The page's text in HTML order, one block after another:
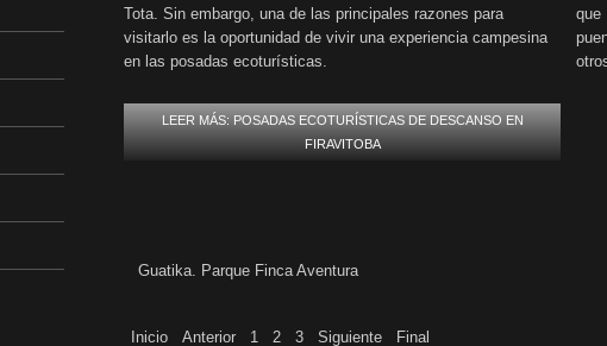
Tota. Sin embargo, una de las principales razones para
visitarlo es la oportunidad de vivir una experiencia campesina
en las posadas ecoturísticas.
LEER MÁS: POSADAS ECOTURÍSTICAS DE DESCANSO EN
FIRAVITOBA
que
Guatika. Parque Finca Aventura
Inicio Anterior 1 2 3 Siguiente Final